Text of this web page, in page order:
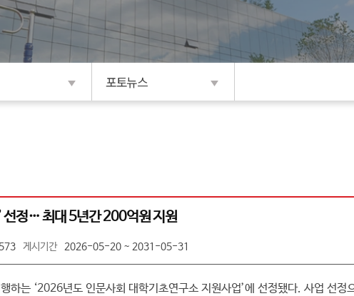
포토뉴스
선정… 최대 5년간 200억원 지원
게시기간 2026-05-20 ~ 2031-05-31
하는 ‘2026년도 인문사회 대학기초연구소 지원사업’에 선정됐다. 사업 선